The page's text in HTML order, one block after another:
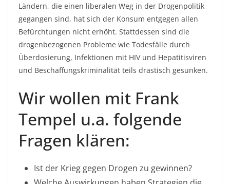
Ländern, die einen liberalen Weg in der Drogenpolitik
gegangen sind, hat sich der Konsum entgegen allen
Befürchtungen nicht erhöht. Stattdessen sind die
drogenbezogenen Probleme wie Todesfälle durch
Überdosierung, Infektionen mit HIV und Hepatitisviren
und Beschaffungskriminalität teils drastisch gesunken.
Wir wollen mit Frank
Tempel u.a. folgende
Fragen klären:
Ist der Krieg gegen Drogen zu gewinnen?